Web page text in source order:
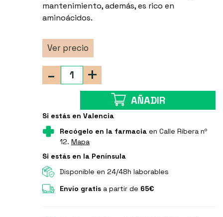
mantenimiento, además, es rico en
aminoácidos.
Ver precio
+
-
AÑADIR
Si estás en Valencia
Recógelo en la farmaciaen Calle Ribera nº
12. Mapa
Si estás en la Península
Disponible en 24/48h laborables
Envío gratisa partir de 65€